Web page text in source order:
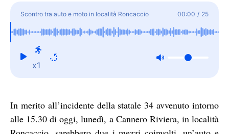
Scontro tra auto e moto in località Roncaccio 00:00 / 25
x1
In merito all’incidente della statale 34 avvenuto intorno
alle 15.30 di oggi, lunedì, a Cannero Riviera, in località